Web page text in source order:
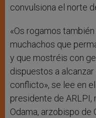
convulsiona el norte
«Os rogamos
muchachos que
y que mostréis con
dispuestos a
conflicto», se lee en
presidente de
Odama, arzobispo de